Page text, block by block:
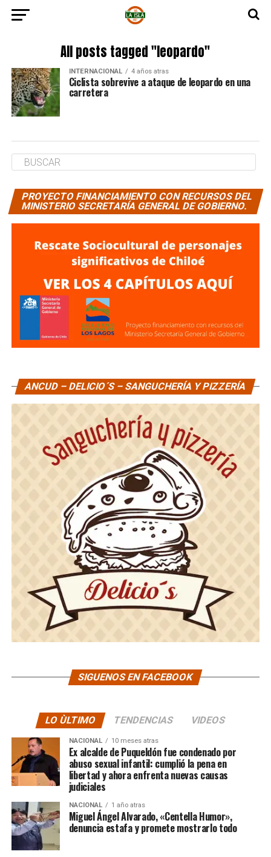
All posts tagged "leopardo"
INTERNACIONAL 4 años atras
Ciclista sobrevive a ataque de leopardo en una
carretera
PROYECTO FINANCIAMIENTO CON RECURSOS DEL
MINISTERIO SECRETARÍA GENERAL DE GOBIERNO.
ANCUD – DELICIO´S – SANGUCHERÍA Y PIZZERÍA
SIGUENOS EN FACEBOOK
LO ÙLTIMO TENDENCIAS VIDEOS
NACIONAL 10 meses atras
Ex alcalde de Puqueldón fue condenado por
abuso sexual infantil: cumplió la pena en
libertad y ahora enfrenta nuevas causas
judiciales
NACIONAL 1 año atras
Miguel Ángel Alvarado, «Centella Humor»,
denuncia estafa y promete mostrarlo todo